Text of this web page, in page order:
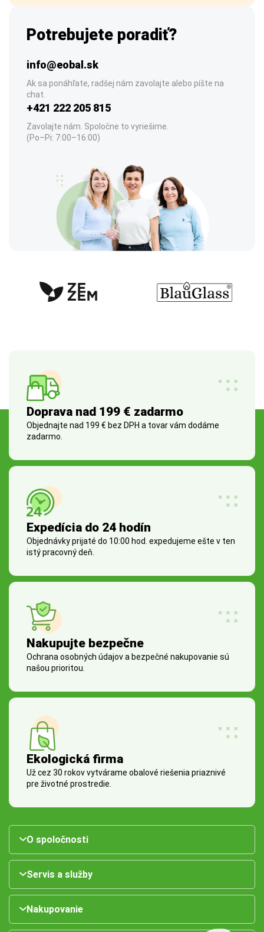
Potrebujete poradiť?
info@eobal.sk
Ak sa ponáhľate, radšej nám zavolajte alebo píšte na
chat.
+421 222 205 815
Zavolajte nám. Spoločne to vyriešime.
(Po–Pi: 7:00–16:00)
Doprava nad 199 € zadarmo
Objednajte nad 199 € bez DPH a tovar vám dodáme
zadarmo.
Expedícia do 24 hodín
Objednávky prijaté do 10:00 hod. expedujeme ešte v ten
istý pracovný deň.
Nakupujte bezpečne
Ochrana osobných údajov a bezpečné nakupovanie sú
našou prioritou.
Ekologická firma
Už cez 30 rokov vytvárame obalové riešenia priaznivé
pre životné prostredie.
O spoločnosti
Servis a služby
Nakupovanie